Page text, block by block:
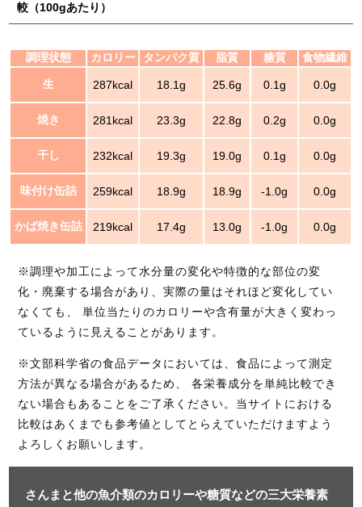
較（100gあたり）
調理状態 カロリー タンパク質 脂質 糖質 食物繊維
生 287kcal 18.1g 25.6g 0.1g 0.0g
焼き 281kcal 23.3g 22.8g 0.2g 0.0g
干し 232kcal 19.3g 19.0g 0.1g 0.0g
味付け缶詰 259kcal 18.9g 18.9g -1.0g 0.0g
かば焼き缶詰 219kcal 17.4g 13.0g -1.0g 0.0g
※調理や加工によって水分量の変化や特徴的な部位の変
化・廃棄する場合があり、実際の量はそれほど変化してい
なくても、 単位当たりのカロリーや含有量が大きく変わっ
ているように見えることがあります。
※文部科学省の食品データにおいては、食品によって測定
方法が異なる場合があるため、 各栄養成分を単純比較でき
ない場合もあることをご了承ください。当サイトにおける
比較はあくまでも参考値としてとらえていただけますよう
よろしくお願いします。
さんまと他の魚介類のカロリーや糖質などの三大栄養素